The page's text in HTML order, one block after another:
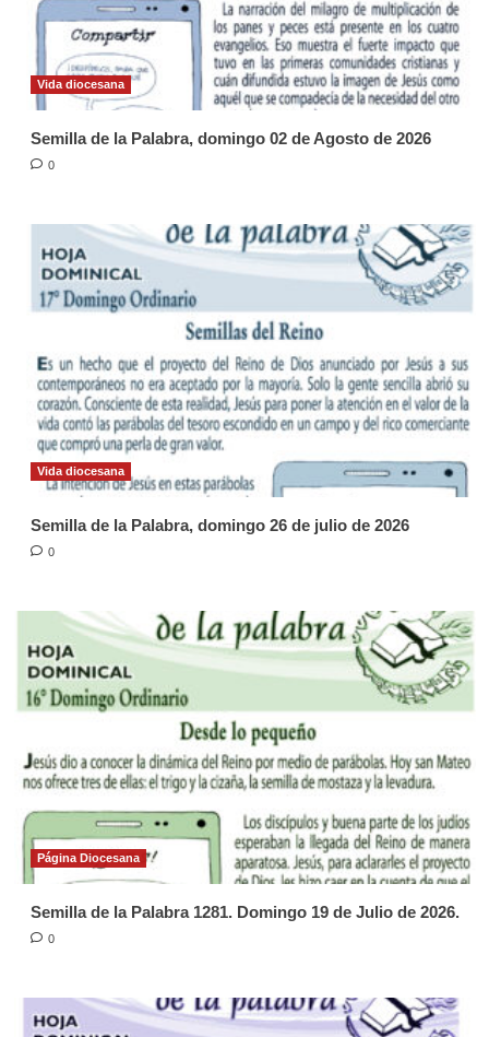
Vida diocesana
Semilla de la Palabra, domingo 02 de Agosto de 2026
0
Vida diocesana
Semilla de la Palabra, domingo 26 de julio de 2026
0
Página Diocesana
Semilla de la Palabra 1281. Domingo 19 de Julio de 2026.
0